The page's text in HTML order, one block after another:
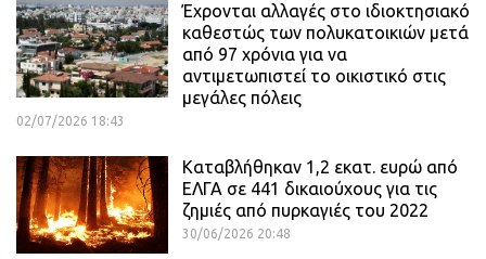
Έχρονται αλλαγές στο ιδιοκτησιακό
καθεστώς των πολυκατοικιών μετά
από 97 χρόνια για να
αντιμετωπιστεί το οικιστικό στις
μεγάλες πόλεις
02/07/2026 18:43
Καταβλήθηκαν 1,2 εκατ. ευρώ από
ΕΛΓΑ σε 441 δικαιούχους για τις
ζημιές από πυρκαγιές του 2022
30/06/2026 20:48